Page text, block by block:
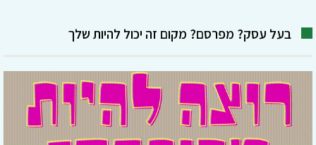
בעל עסק? מפרסם? מקום זה יכול להיות שלך